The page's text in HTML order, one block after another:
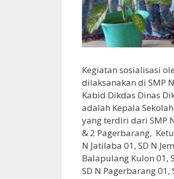
Kegiatan sosialisasi
dilaksanakan di SMP
Kabid Dikdas Dinas
adalah Kepala
yang terdiri dari SMP
& 2 Pagerbarang,
N Jatilaba 01, SD N
Balapulang Kulon 01,
SD N Pagerbarang 01,